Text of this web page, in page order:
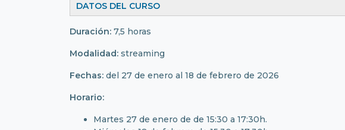
DATOS DEL CURSO
Duración: 7,5 horas
Modalidad: streaming
Fechas: ​del 27 de enero al 18 de febrero de 2026
Horario:
Martes 27 de enero de de 15:30 a 17:30h.